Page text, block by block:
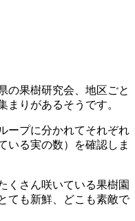
の果樹研究会、地区ごと
まりがあるそうです。
ープに分かれてそれぞれ
いる実の数）を確認しま
くさん咲いている果樹園
ても新鮮、どこも素敵で